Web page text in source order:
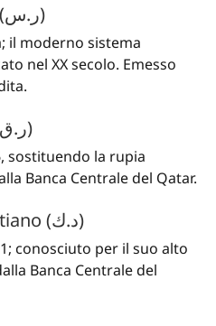
SAR — Riyal Saudita (ر.س)
il moderno sistema
nel XX secolo. Emesso
QAR — Riyal Qatari (ر.ق)
sostituendo la rupia
Banca Centrale del Qatar.
KWD — Dinar Kuwaitiano (د.ك)
conosciuto per il suo alto
Banca Centrale del